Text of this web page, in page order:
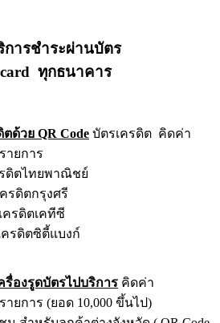
ารชำระผ่านบัตร
ทุกธนาคาร
ด้วย QR Code บัตรเครดิต คิดค่า
ายการ
รดิตไทยพาณิชย์
รดิตกรุงศรี
ครดิตเคทีซี
ครดิตซิตี้แบงก์
รื่องรูดบัตรไปบริการ คิดค่า
ายการ (ยอด 10,000 ขึ้นไป)